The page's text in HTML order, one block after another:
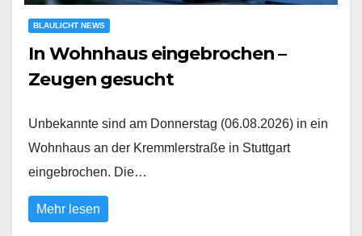
BLAULICHT NEWS
In Wohnhaus eingebrochen –
Zeugen gesucht
Unbekannte sind am Donnerstag (06.08.2026) in ein
Wohnhaus an der Kremmlerstraße in Stuttgart
eingebrochen. Die…
Mehr lesen